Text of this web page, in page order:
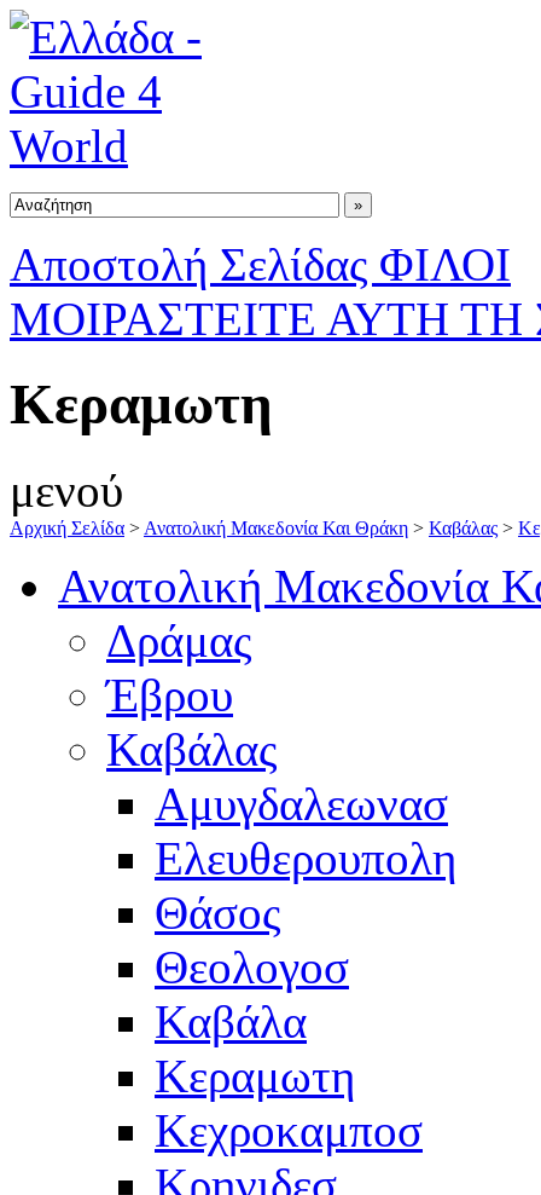
Αποστολή Σελίδας ΦΙΛΟΙ
ΜΟΙΡΑΣΤΕΙΤΕ ΑΥΤΗ ΤΗ
Κεραμωτη
μενού
Αρχική Σελίδα > Ανατολική Μακεδονία Και Θράκη > Καβάλας >
Ανατολική Μακεδονία
Δράμας
Έβρου
Καβάλας
Αμυγδαλεωνασ
Ελευθερουπολη
Θάσος
Θεολογοσ
Καβάλα
Κεραμωτη
Κεχροκαμποσ
Κρηνιδεσ